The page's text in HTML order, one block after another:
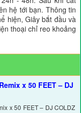
hệ tới bạn. Thông tin
hiện, Giây bắt đầu và
thoại chỉ reo khoảng
x 50 FEET – DJ
x 50 FEET – DJ COLDZ